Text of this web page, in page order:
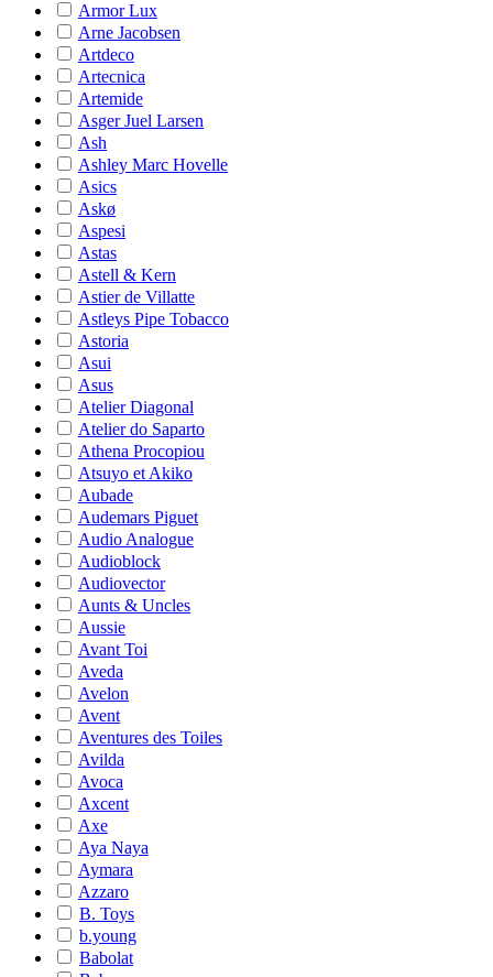
Armor Lux
Arne Jacobsen
Artdeco
Artecnica
Artemide
Asger Juel Larsen
Ash
Ashley Marc Hovelle
Asics
Askø
Aspesi
Astas
Astell & Kern
Astier de Villatte
Astleys Pipe Tobacco
Astoria
Asui
Asus
Atelier Diagonal
Atelier do Saparto
Athena Procopiou
Atsuyo et Akiko
Aubade
Audemars Piguet
Audio Analogue
Audioblock
Audiovector
Aunts & Uncles
Aussie
Avant Toi
Aveda
Avelon
Avent
Aventures des Toiles
Avilda
Avoca
Axcent
Axe
Aya Naya
Aymara
Azzaro
B. Toys
b.young
Babolat